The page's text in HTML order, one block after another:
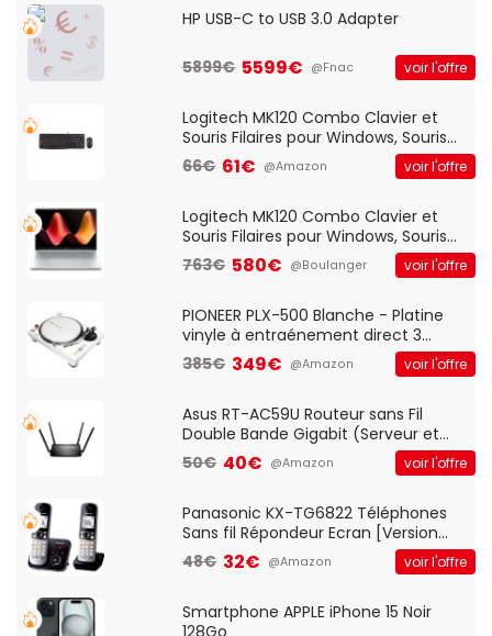
HP USB-C to USB 3.0 Adapter
5899€ 5599€ @Fnac voir l'offre
Logitech MK120 Combo Clavier et
Souris Filaires pour Windows, Souris
Optique Filaire, Connexion USB Plug
And Play, Confortable, Taille
QWERTY UK - Noir
66€ 61€ @Amazon voir l'offre
Logitech MK120 Combo Clavier et
Souris Filaires pour Windows, Souris
Optique Filaire, Connexion USB Plug
And Play, Confortable, Taille
QWERTY UK - Noir
763€ 580€ @Boulanger voir l'offre
PIONEER PLX-500 Blanche - Platine
vinyle à entraénement direct 3
vitesses (33-45-78 trs/min) avec
pre-ampli intégré et port USB
385€ 349€ @Amazon voir l'offre
Asus RT-AC59U Routeur sans Fil
Double Bande Gigabit (Serveur et
Client VPN, Triple Vlan, Mode Point
d'accès et Bridge, contrôle Parental,
50€ 40€ @Amazon voir l'offre
Panasonic KX-TG6822 Téléphones
Sans fil Répondeur Ecran [Version
Française]
48€ 32€ @Amazon voir l'offre
Smartphone APPLE iPhone 15 Noir